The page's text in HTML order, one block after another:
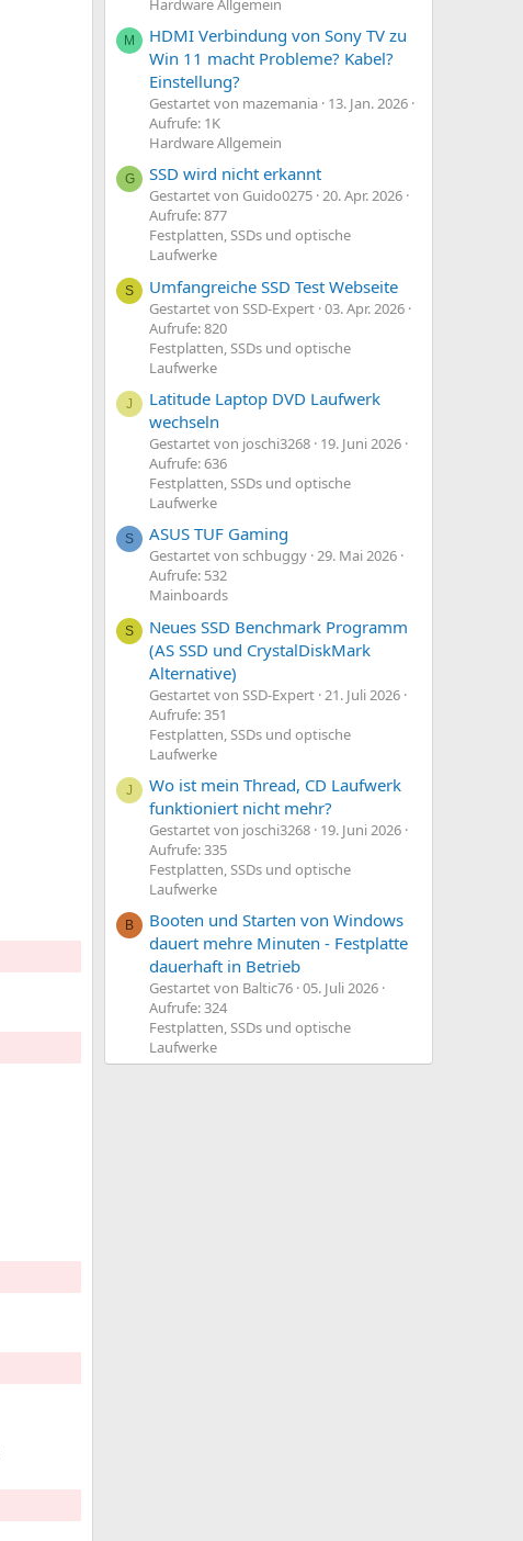
Hardware Allgemein
M
HDMI Verbindung von Sony TV zu
Win 11 macht Probleme? Kabel?
Einstellung?
Gestartet von mazemania 13. Jan. 2026
Aufrufe: 1K
Hardware Allgemein
G SSD wird nicht erkannt
Gestartet von Guido0275 20. Apr. 2026
Aufrufe: 877
Festplatten, SSDs und optische
Laufwerke
S Umfangreiche SSD Test Webseite
Gestartet von SSD-Expert 03. Apr. 2026
Aufrufe: 820
Festplatten, SSDs und optische
Laufwerke
J
Latitude Laptop DVD Laufwerk
wechseln
Gestartet von joschi3268 19. Juni 2026
Aufrufe: 636
Festplatten, SSDs und optische
Laufwerke
S ASUS TUF Gaming
Gestartet von schbuggy 29. Mai 2026
Aufrufe: 532
Mainboards
S
Neues SSD Benchmark Programm
(AS SSD und CrystalDiskMark
Alternative)
Gestartet von SSD-Expert 21. Juli 2026
Aufrufe: 351
Festplatten, SSDs und optische
Laufwerke
J
Wo ist mein Thread, CD Laufwerk
funktioniert nicht mehr?
Gestartet von joschi3268 19. Juni 2026
Aufrufe: 335
Festplatten, SSDs und optische
Laufwerke
B
Booten und Starten von Windows
dauert mehre Minuten - Festplatte
dauerhaft in Betrieb
Gestartet von Baltic76 05. Juli 2026
Aufrufe: 324
Festplatten, SSDs und optische
Laufwerke